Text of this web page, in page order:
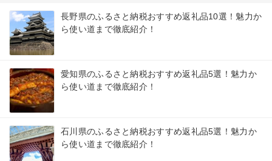
長野県のふるさと納税おすすめ返礼品10選！魅力か
ら使い道まで徹底紹介！
愛知県のふるさと納税おすすめ返礼品5選！魅力か
ら使い道まで徹底紹介！
石川県のふるさと納税おすすめ返礼品5選！魅力か
ら使い道まで徹底紹介！